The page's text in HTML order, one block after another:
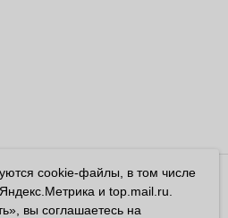
ОГРН 1032700302194
cookie-файлы, в том числе
и top.mail.ru.
вы соглашаетесь на